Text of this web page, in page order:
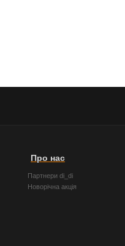
Про нас
Партнери di_di
Новорічна акція